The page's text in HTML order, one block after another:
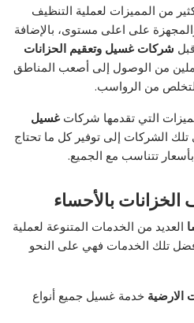
من المميزات لعملية التنظيف
والمجهزة على اعلى مستوى، بالإضافة
شركات غسيل وتعقيم الحزانات
من الوصول إلى أصعب المناطق
من الرواسب.
التي تقدمها شركاتغسيل
الشركات إلى توفير كل ما تحتاج
بأسعار تتناسب مع الجميع.
بالأحساء
العديد من الخدمات المتنوعة لعملية
تلك الخدمات فهي على النحو
الارضية خدمة غسيل جميع أنواع